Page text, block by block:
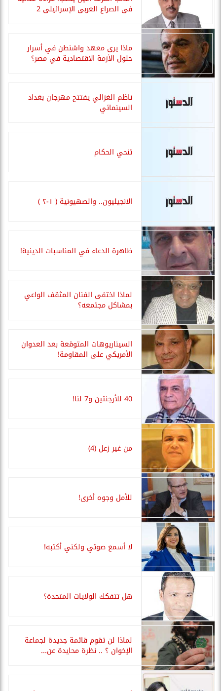
فى الصراع العربى الإسرائيلى 2
ماذا يرى معهد واشنطن في أسرار
حلول الأزمة الاقتصادية في مصر؟
ناظم الغزالي يفتتح مهرجان بغداد
السينمائي
تنحي الحكام
الانجيليون.. والصهيونية ( ١-٢ )
ظاهرة الدعاء في المناسبات الدينية!
لماذا اختفى الفنان المثقف الواعي
بمشاكل مجتمعه؟
السيناريوهات المتوقعة بعد العدوان
الأمريكي على المقاومة!
40 للأرجنتين و7 لنا!
من غير زعل (4)
للأمل وجوه أخرى!
لا أسمع صوتي ولكني أكتبه!
هل تتفكك الولايات المتحدة؟
لماذا لن تقوم قائمة جديدة لجماعة
الإخوان ؟ .. نظرة محايدة عن...